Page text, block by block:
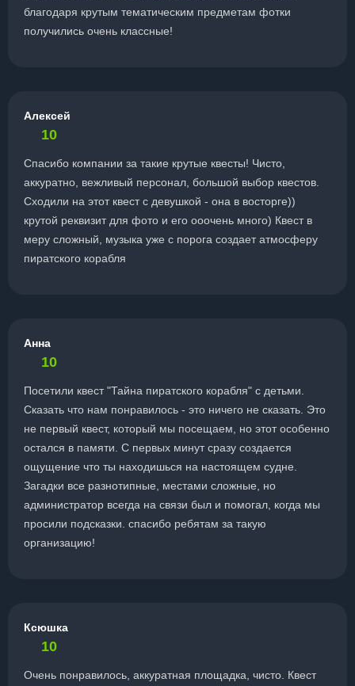
благодаря крутым тематическим предметам фотки
получились очень классные!
Алексей
10
Спасибо компании за такие крутые квесты! Чисто,
аккуратно, вежливый персонал, большой выбор квестов.
Сходили на этот квест с девушкой - она в восторге))
крутой реквизит для фото и его ооочень много) Квест в
меру сложный, музыка уже с порога создает атмосферу
пиратского корабля
Анна
10
Посетили квест "Тайна пиратского корабля" с детьми.
Сказать что нам понравилось - это ничего не сказать. Это
не первый квест, который мы посещаем, но этот особенно
остался в памяти. С первых минут сразу создается
ощущение что ты находишься на настоящем судне.
Загадки все разнотипные, местами сложные, но
администратор всегда на связи был и помогал, когда мы
просили подсказки. спасибо ребятам за такую
организацию!
Ксюшка
10
Очень понравилось, аккуратная площадка, чисто. Квест